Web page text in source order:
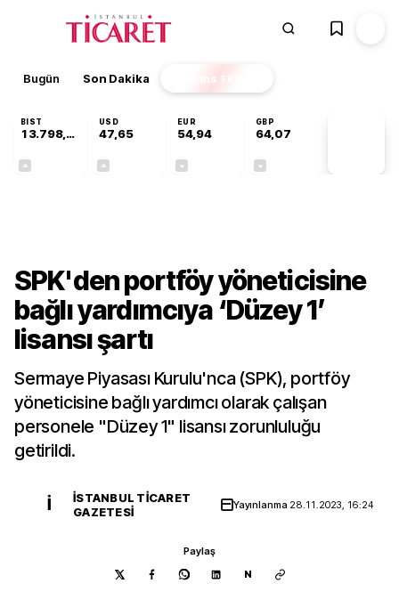
Bugün Son Dakika Finans EKSTRA
BIST
13.798,82
USD
47,65
EUR
54,94
GBP
64,07
SPK'den portföy yöneticisine
bağlı yardımcıya ‘Düzey 1’
lisansı şartı
Sermaye Piyasası Kurulu'nca (SPK), portföy
yöneticisine bağlı yardımcı olarak çalışan
personele "Düzey 1" lisansı zorunluluğu
getirildi.
İ
İSTANBUL TICARET
GAZETESI
Yayınlanma 28.11.2023, 16:24
Paylaş
N